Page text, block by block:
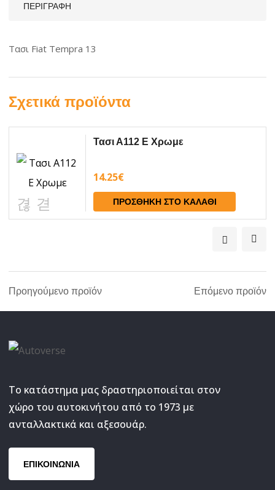
ΠΕΡΙΓΡΑΦΉ
Τασι Fiat Tempra 13
Σχετικά προϊόντα
Τασι Α112 Ε Χρωμε
14.25€
ΠΡΟΣΘΉΚΗ ΣΤΟ ΚΑΛΆΘΙ
Προηγούμενο προϊόν Επόμενο προϊόν
Το κατάστημα μας δραστηριοποιείται στον
χώρο του αυτοκινήτου από το 1973 με
ανταλλακτικά και αξεσουάρ.
ΕΠΙΚΟΙΝΩΝΙΑ